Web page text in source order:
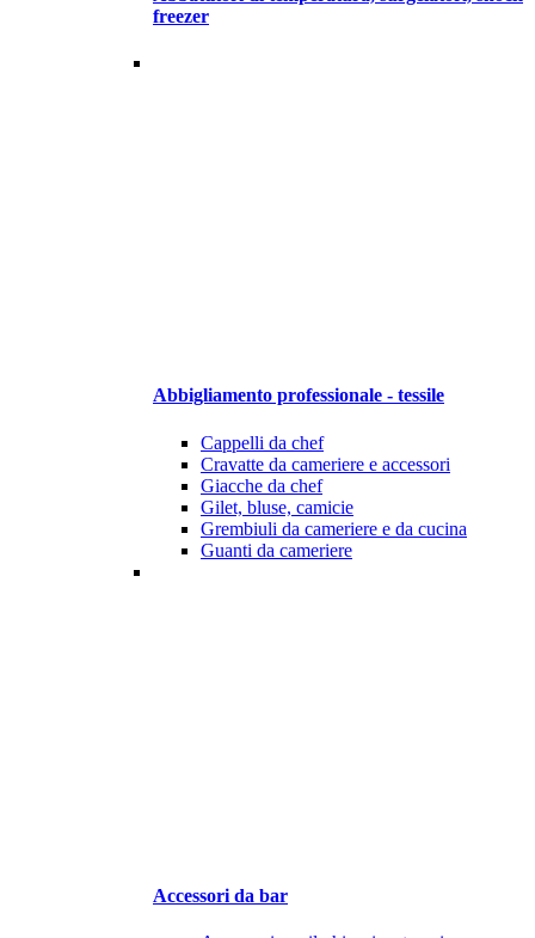
freezer
Abbigliamento professionale - tessile
Cappelli da chef
Cravatte da cameriere e accessori
Giacche da chef
Gilet, bluse, camicie
Grembiuli da cameriere e da cucina
Guanti da cameriere
Accessori da bar